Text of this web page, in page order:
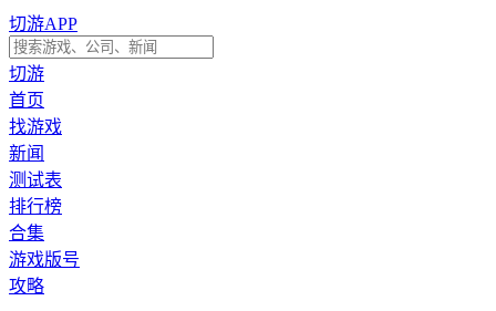
切游APP
切游
首页
找游戏
新闻
测试表
排行榜
合集
游戏版号
攻略